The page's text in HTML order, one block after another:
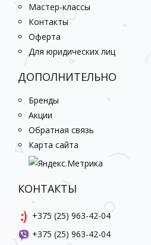
Мастер-классы
Контакты
Оферта
Для юридических лиц
ДОПОЛНИТЕЛЬНО
Бренды
Акции
Обратная связь
Карта сайта
КОНТАКТЫ
+375 (25) 963-42-04
+375 (25) 963-42-04